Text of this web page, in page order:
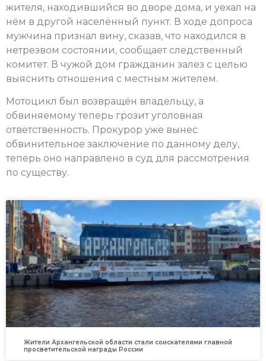
жителя, находившийся во дворе дома, и уехал на
нём в другой населённый пункт. В ходе допроса
мужчина признал вину, сказав, что находился в
нетрезвом состоянии, сообщает следственный
комитет. В чужой дом гражданин залез с целью
выяснить отношения с местным жителем.
Мотоцикл был возвращён владельцу, а
обвиняемому теперь грозит уголовная
ответственность. Прокурор уже вынес
обвинительное заключение по данному делу,
теперь оно направлено в суд для рассмотрения
по существу.
Жители Архангельской области стали соискателями главной
просветительской награды России